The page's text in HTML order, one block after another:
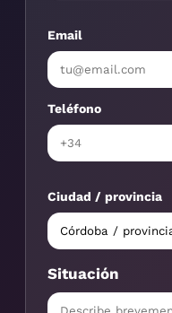
Email
Teléfono
Ciudad / provincia
Situación